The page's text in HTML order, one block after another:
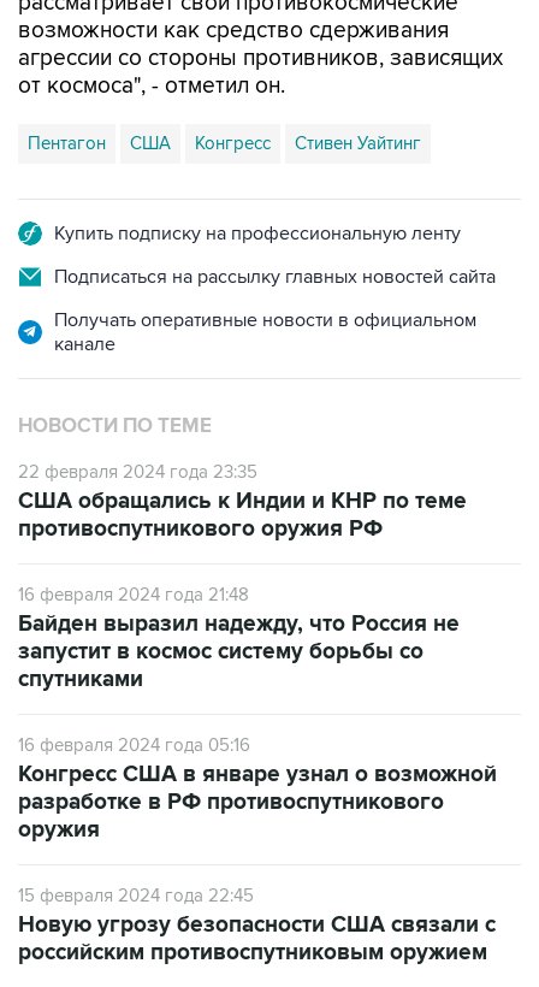
возможности как средство сдерживания
агрессии со стороны противников, зависящих
от космоса", - отметил он.
Пентагон США Конгресс Стивен Уайтинг
Купить подписку на профессиональную ленту
Подписаться на рассылку главных новостей сайта
Получать оперативные новости в официальном
канале
НОВОСТИ ПО ТЕМЕ
22 февраля 2024 года 23:35
США обращались к Индии и КНР по теме
противоспутникового оружия РФ
16 февраля 2024 года 21:48
Байден выразил надежду, что Россия не
запустит в космос систему борьбы со
спутниками
16 февраля 2024 года 05:16
Конгресс США в январе узнал о возможной
разработке в РФ противоспутникового
оружия
15 февраля 2024 года 22:45
Новую угрозу безопасности США связали с
российским противоспутниковым оружием